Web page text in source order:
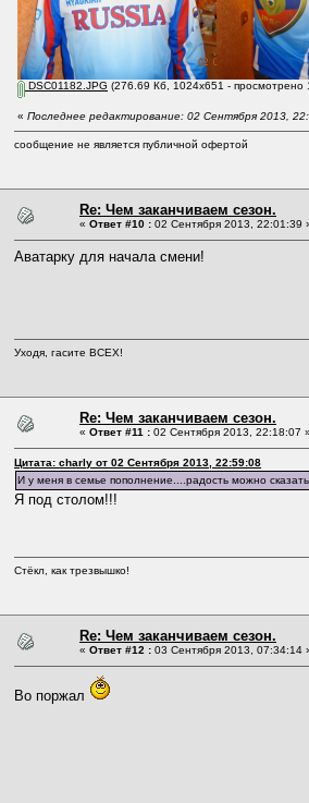
DSC01182.JPG (276.69 Кб, 1024x651 - просмотрено
« Последнее редактирование: 02 Сентября 2013,
сообщение не является публичной офертой
Re: Чем заканчиваем сезон.
« Ответ #10 : 02 Сентября 2013, 22:01:39
Аватарку для начала смени!
Уходя, гасите ВСЕХ!
Re: Чем заканчиваем сезон.
« Ответ #11 : 02 Сентября 2013, 22:18:07
Цитата: charly от 02 Сентября 2013, 22:59:08
И у меня в семье пополнение....радость можно
Я под столом!!!
Стёкл, как трезвышко!
Re: Чем заканчиваем сезон.
« Ответ #12 : 03 Сентября 2013, 07:34:14
Во поржал